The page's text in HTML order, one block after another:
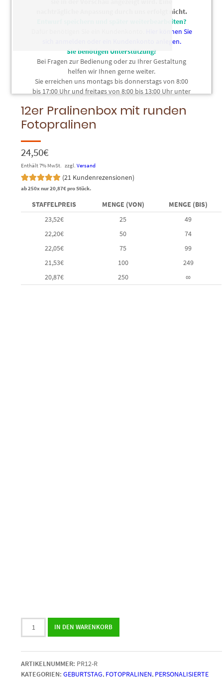
nachträgliche Anpassung durch uns erfolgt nicht.
Entwurf speichern und später weiterbearbeiten?
Hier können Sie
sich anmelden oder ein Kundenkonto anlegen.
Sie benötigen Unterstützung?
Bei Fragen zur Bedienung oder zu Ihrer Gestaltung
helfen wir Ihnen gerne weiter.
Sie erreichen uns montags bis donnerstags von 8:00
bis 17:00 Uhr und freitags von 8:00 bis 13:00 Uhr unter
12er Pralinenbox mit runden
Fotopralinen
24,50€
Enthält 7% MwSt. zzgl.Versand
Bewertet mit
basierend
21
Kundenbewertungen
(21Kundenrezensionen)
ab 250x nur20,87€pro Stück.
STAFFELPREIS MENGE (VON)
MENGE (BIS)
23,52€ 25
49
22,20€ 50
74
22,05€ 75
99
21,53€ 100
249
20,87€ 250 ∞
12er
Pralinenbox
runden
Fotopralinen
Menge
IN DEN WARENKORB
ARTIKELNUMMER: PR12-R
KATEGORIEN: GEBURTSTAG, FOTOPRALINEN, PERSONALISIERTE